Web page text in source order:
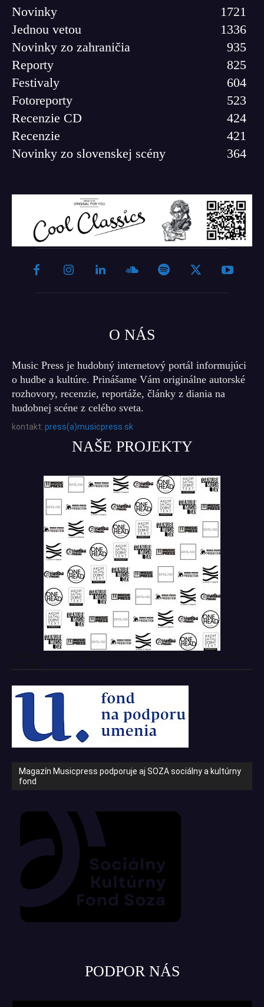
Novinky
1721
Jednou vetou
1336
Novinky zo zahraničia
935
Reporty
825
Festivaly
604
Fotoreporty
523
Recenzie CD
424
Recenzie
421
Novinky zo slovenskej scény
364
O NÁS
Music Press je hudobný internetový portál informujúci
o hudbe a kultúre. Prinášame Vám originálne autorské
rozhovory, recenzie, reportáže, články z diania na
hudobnej scéne z celého sveta.
kontakt: press(a)musicpress.sk
NAŠE PROJEKTY
Magazín Musicpress podporuje aj SOZA sociálny a kultúrny
fond
PODPOR NÁS